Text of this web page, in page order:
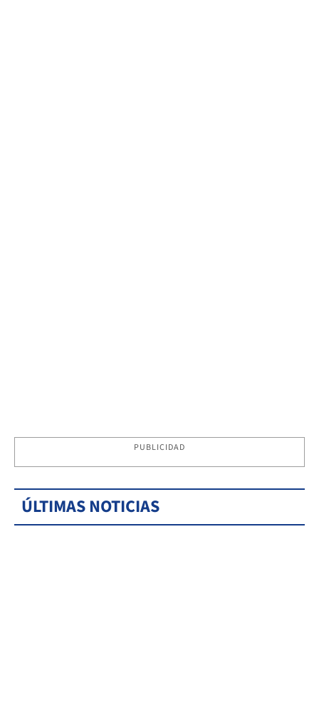
PUBLICIDAD
ÚLTIMAS NOTICIAS